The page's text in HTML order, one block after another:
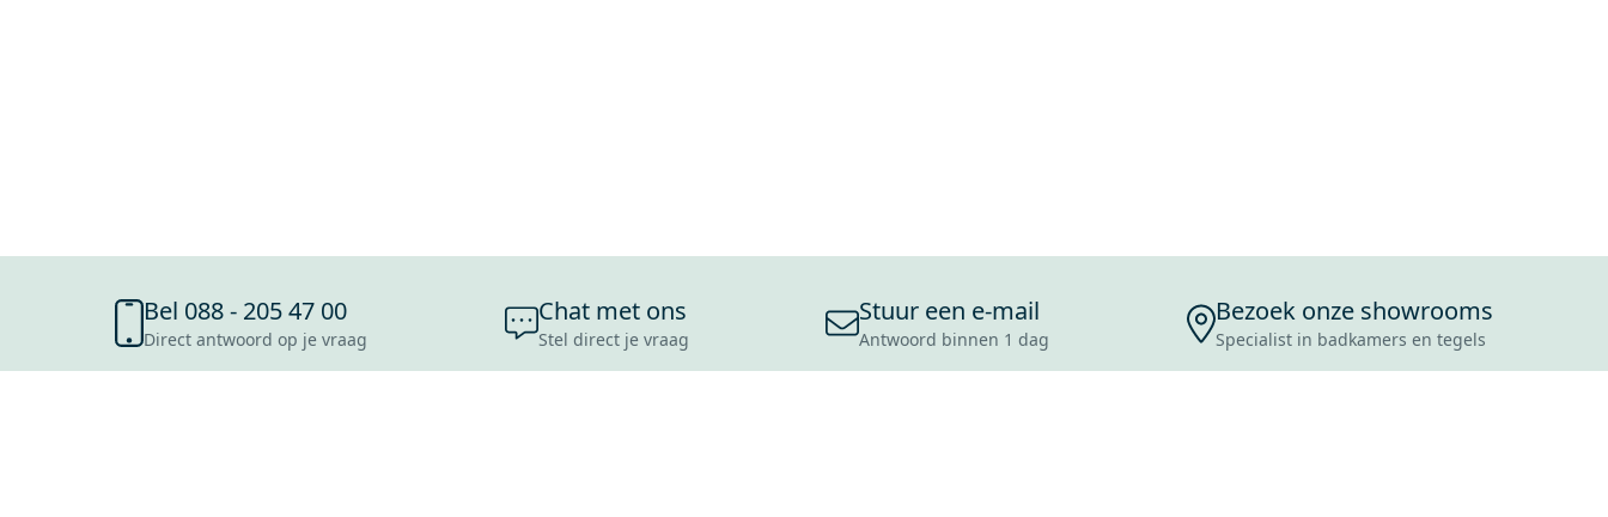
Bel 088 - 205 47 00
Direct antwoord op je vraag
Chat met ons
Stel direct je vraag
Stuur een e-mail
Antwoord binnen 1 dag
Bezoek onze showrooms
Specialist in badkamers en tegels